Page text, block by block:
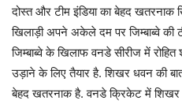
दोस्त और टीम इंडिया का बेहद खतरनाक
खिलाड़ी अपने अकेले दम पर जिम्बाब्वे
जिम्बाब्वे के खिलाफ वनडे सीरीज में रोहित
उड़ाने के लिए तैयार है. शिखर धवन की
बेहद खतरनाक है. वनडे क्रिकेट में